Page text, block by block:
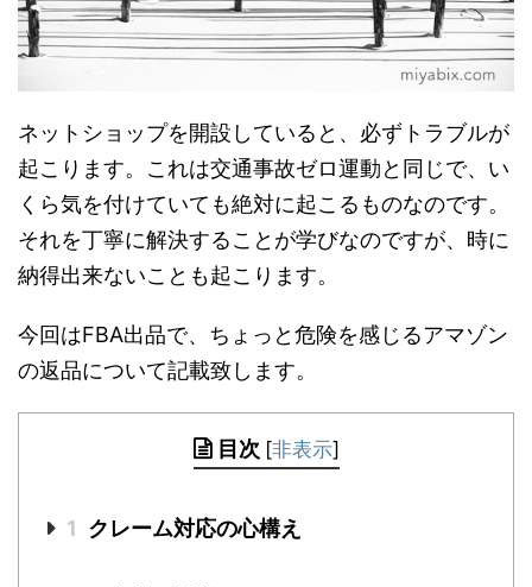
ネットショップを開設していると、必ずトラブルが
起こります。これは交通事故ゼロ運動と同じで、い
くら気を付けていても絶対に起こるものなのです。
それを丁寧に解決することが学びなのですが、時に
納得出来ないことも起こります。
今回はFBA出品で、ちょっと危険を感じるアマゾン
の返品について記載致します。
目次 [非表示]
1 クレーム対応の心構え